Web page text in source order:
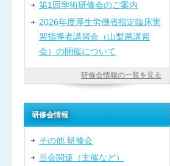
第1回学術研修会のご案内
2026年度厚生労働省指定臨床実
習指導者講習会（山梨県講習
会）の開催について
研修会情報の一覧を見る
研修会情報
その他 研修会
当会関連（主催など）